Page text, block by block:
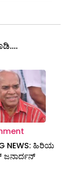
NEWS: ಹಿರಿಯ
ಜನಾರ್ದನ್